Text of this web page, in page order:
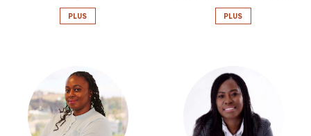
PLUS PLUS